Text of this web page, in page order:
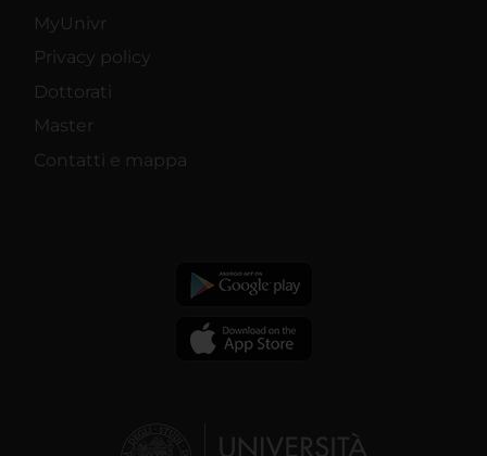
MyUnivr
Privacy policy
Dottorati
Master
Contatti e mappa